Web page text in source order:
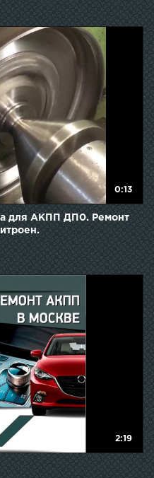
0:13
для АКПП ДП0. Ремонт
2:19